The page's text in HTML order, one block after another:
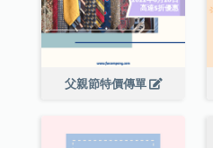
父親節特價傳單